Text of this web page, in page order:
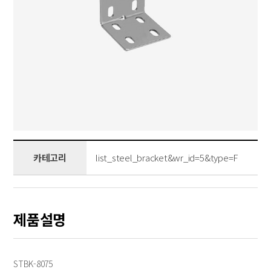
카테고리 list_steel_bracket&wr_id=5&type=F
제품설명
STBK-8075